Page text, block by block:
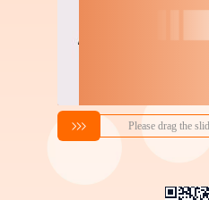
暂未找到兴趣商品，可
搜索喜